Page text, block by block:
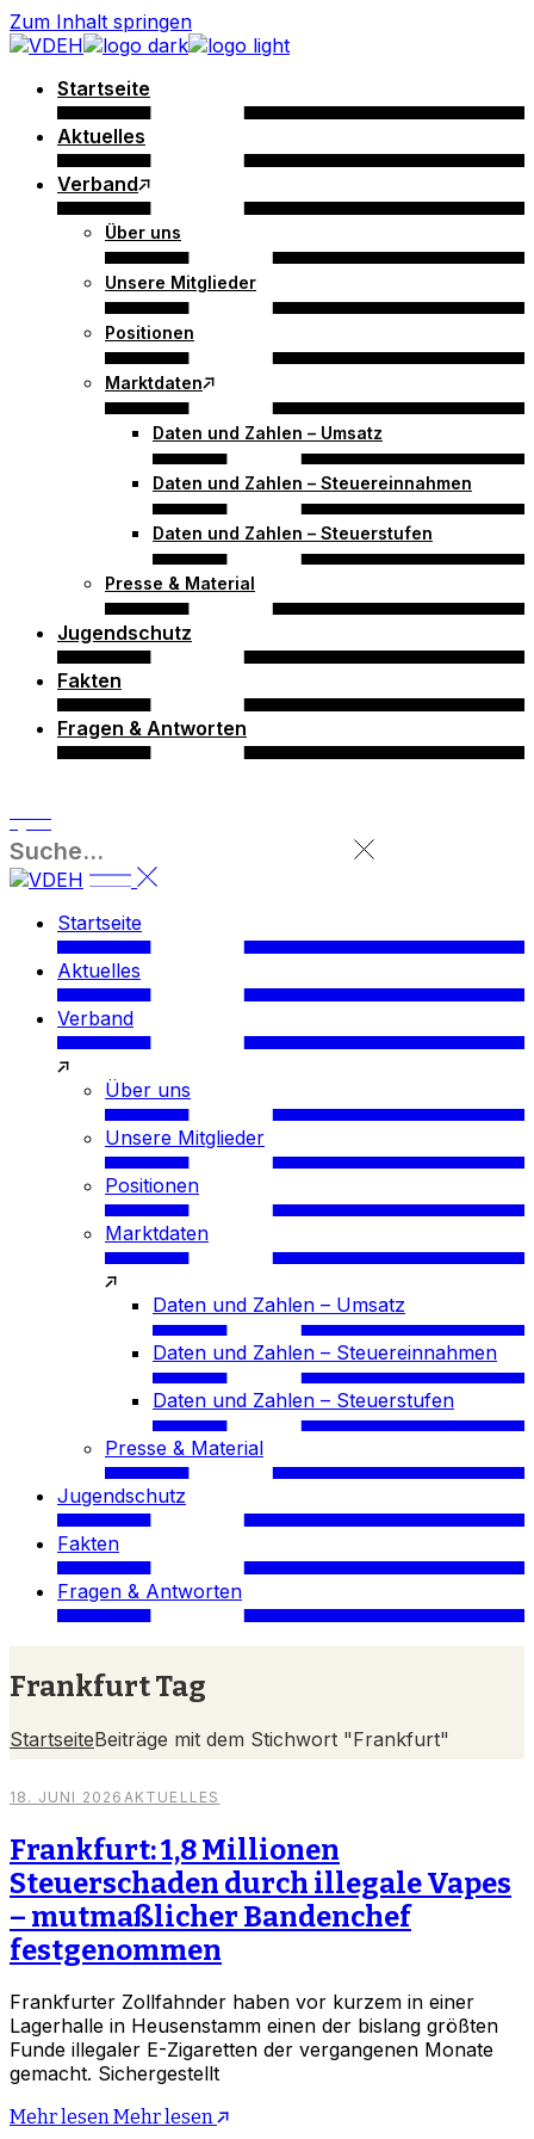
Zum Inhalt springen
Startseite
Aktuelles
Verband
Über uns
Unsere Mitglieder
Positionen
Marktdaten
Daten und Zahlen – Umsatz
Daten und Zahlen – Steuereinnahmen
Daten und Zahlen – Steuerstufen
Presse & Material
Jugendschutz
Fakten
Fragen & Antworten
Startseite
Aktuelles
Verband
Über uns
Unsere Mitglieder
Positionen
Marktdaten
Daten und Zahlen – Umsatz
Daten und Zahlen – Steuereinnahmen
Daten und Zahlen – Steuerstufen
Presse & Material
Jugendschutz
Fakten
Fragen & Antworten
Frankfurt Tag
StartseiteBeiträge mit dem Stichwort "Frankfurt"
18. JUNI 2026 AKTUELLES
Frankfurt: 1,8 Millionen
Steuerschaden durch illegale Vapes
– mutmaßlicher Bandenchef
festgenommen
Frankfurter Zollfahnder haben vor kurzem in einer
Lagerhalle in Heusenstamm einen der bislang größten
Funde illegaler E-Zigaretten der vergangenen Monate
gemacht. Sichergestellt
Mehr lesenMehr lesen